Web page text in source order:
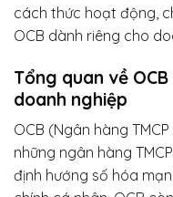
cách thức hoạt động,
OCB dành riêng cho
Tổng quan về
doanh nghiệp
OCB (Ngân hàng
những ngân hàng
định hướng số hóa